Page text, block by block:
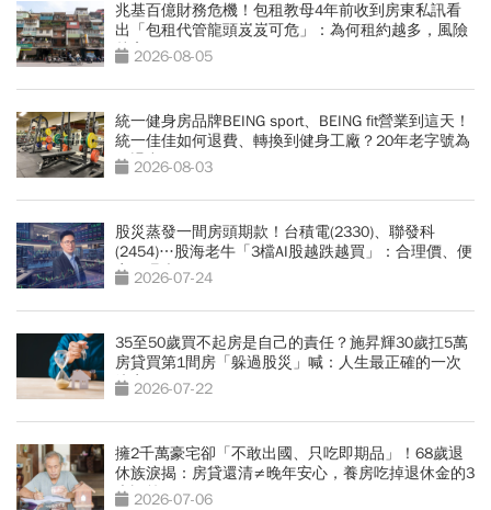
兆基百億財務危機！包租教母4年前收到房東私訊看
出「包租代管龍頭岌岌可危」：為何租約越多，風險
越高？
2026-08-05
統一健身房品牌BEING sport、BEING fit營業到這天！
統一佳佳如何退費、轉換到健身工廠？20年老字號為
何退出
2026-08-03
股災蒸發一間房頭期款！台積電(2330)、聯發科
(2454)…股海老牛「3檔AI股越跌越買」：合理價、便
宜價曝光
2026-07-24
35至50歲買不起房是自己的責任？施昇輝30歲扛5萬
房貸買第1間房「躲過股災」喊：人生最正確的一次
決定2026-07-22
擁2千萬豪宅卻「不敢出國、只吃即期品」！68歲退
休族淚揭：房貸還清≠晚年安心，養房吃掉退休金的3
大誤算
2026-07-06